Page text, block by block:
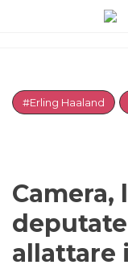
#Erling Haaland
Camera,
allattare